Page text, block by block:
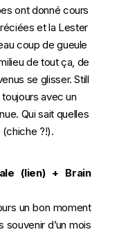
ont donné cours
et la Lester
coup de gueule
de tout ça, de
se glisser. Still
avec un
Qui sait quelles
?!).
(lien) + Brain
un bon moment
souvenir d’un mois